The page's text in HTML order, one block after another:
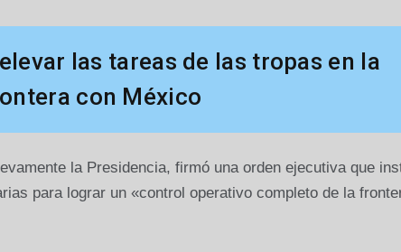
las tareas de las tropas en la
con México
la Presidencia, firmó una orden ejecutiva que
para lograr un «control operativo completo de la